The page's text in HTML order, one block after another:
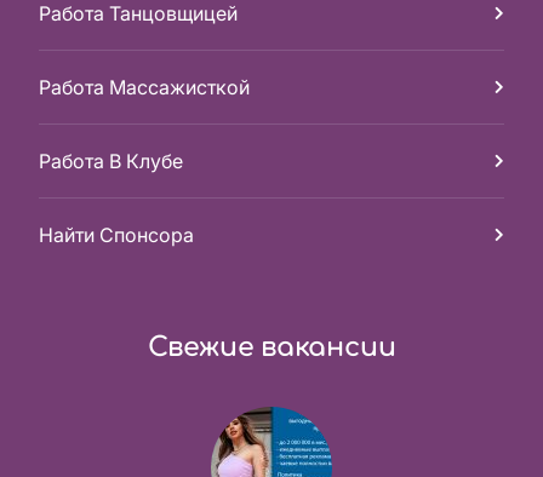
Работа Танцовщицей
Работа Массажисткой
Работа В Клубе
Найти Спонсора
Свежие вакансии